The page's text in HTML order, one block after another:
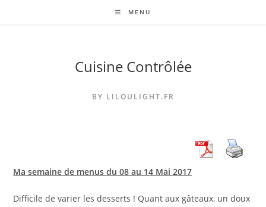
MENU
Cuisine Contrôlée
BY LILOULIGHT.FR
Ma semaine de menus du 08 au 14 Mai 2017
Difficile de varier les desserts ! Quant aux gâteaux, un doux